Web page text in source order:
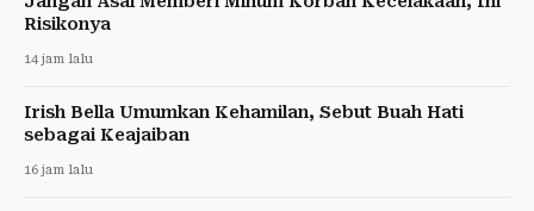
Risikonya
14 jam lalu
Irish Bella Umumkan Kehamilan, Sebut Buah Hati
sebagai Keajaiban
16 jam lalu